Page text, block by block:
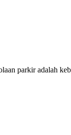
parkir adalah